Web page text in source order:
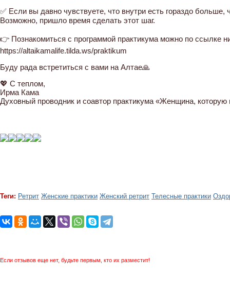
✅ Если вы давно чувствуете, что внутри есть гораздо
Возможно, пришло время сделать этот шаг.
👉 Познакомиться с программой практикума можно по ссылке
https://altaikamalife.tilda.ws/praktikum
Буду рада встретиться с вами на Алтае🙏
💖 С теплом,
Ирма Кама
Духовный проводник и соавтор практикума «Женщина, которую
Теги: Ретрит Женские практики Женский ретрит Телесные практики
Если отзывов еще нет, будьте первым, кто их разместит!